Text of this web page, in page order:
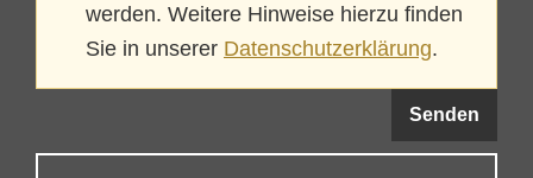
werden. Weitere Hinweise hierzu finden
Sie in unserer Datenschutzerklärung.